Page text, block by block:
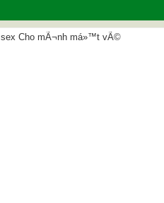
sex Cho mÃ¬nh má»™t vÃ©